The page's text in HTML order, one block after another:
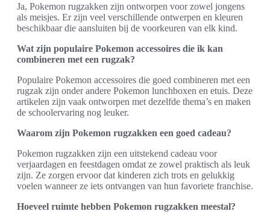
Ja, Pokemon rugzakken zijn ontworpen voor zowel jongens
als meisjes. Er zijn veel verschillende ontwerpen en kleuren
beschikbaar die aansluiten bij de voorkeuren van elk kind.
Wat zijn populaire Pokemon accessoires die ik kan
combineren met een rugzak?
Populaire Pokemon accessoires die goed combineren met een
rugzak zijn onder andere Pokemon lunchboxen en etuis. Deze
artikelen zijn vaak ontworpen met dezelfde thema’s en maken
de schoolervaring nog leuker.
Waarom zijn Pokemon rugzakken een goed cadeau?
Pokemon rugzakken zijn een uitstekend cadeau voor
verjaardagen en feestdagen omdat ze zowel praktisch als leuk
zijn. Ze zorgen ervoor dat kinderen zich trots en gelukkig
voelen wanneer ze iets ontvangen van hun favoriete franchise.
Hoeveel ruimte hebben Pokemon rugzakken meestal?